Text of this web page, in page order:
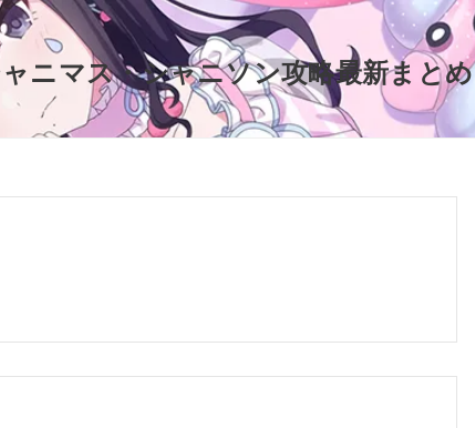
ニマス・シャニソン攻略最新まとめ